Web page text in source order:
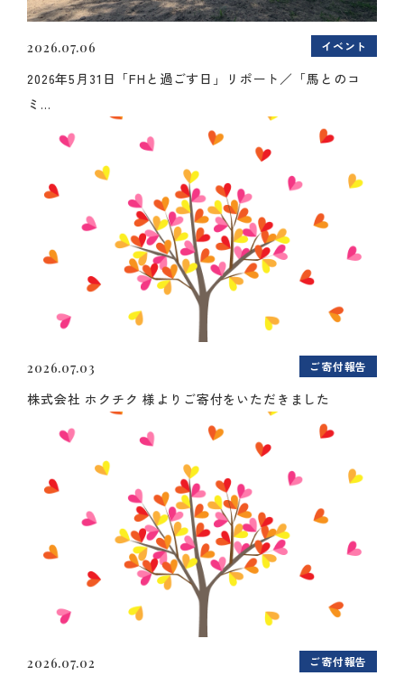
2026.07.06 イベント
2026年5月31日「FHと過ごす日」リポート／「馬とのコ
ミ...
2026.07.03 ご寄付報告
株式会社 ホクチク 様よりご寄付をいただきました
2026.07.02 ご寄付報告